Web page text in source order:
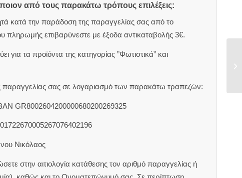
από τους παρακάτω τρόπους επιλέξεις:
κατά την παράδοση της παραγγελίας σας από το
πληρωμής επιβαρύνεστε με έξοδα αντικαταβολής 3€.
για τα προϊόντα της κατηγορίας ”Φωτιστικά” και
παραγγελίας σας σε λογαριασμό των παρακάτω τραπεζών:
GR8002604200000680200269325
Νικόλαος
στην αιτιολογία κατάθεσης τον αριθμό παραγγελίας ή